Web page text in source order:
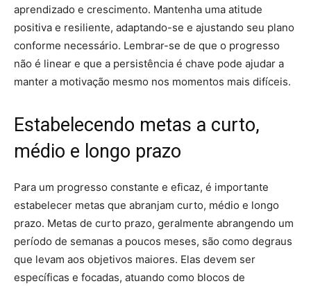
aprendizado e crescimento. Mantenha uma atitude
positiva e resiliente, adaptando-se e ajustando seu plano
conforme necessário. Lembrar-se de que o progresso
não é linear e que a persistência é chave pode ajudar a
manter a motivação mesmo nos momentos mais difíceis.
Estabelecendo metas a curto,
médio e longo prazo
Para um progresso constante e eficaz, é importante
estabelecer metas que abranjam curto, médio e longo
prazo. Metas de curto prazo, geralmente abrangendo um
período de semanas a poucos meses, são como degraus
que levam aos objetivos maiores. Elas devem ser
específicas e focadas, atuando como blocos de